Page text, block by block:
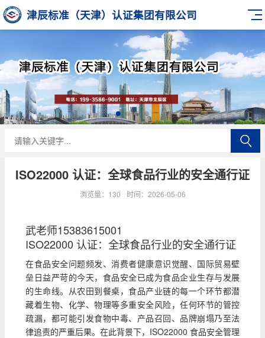
津辰标准（天津）认证集团有限公司
ISO22000 认证：全球食品行业的安全通行证
浏览量：130 时间：2026-05-06
武老师15383615001
ISO22000 认证：全球食品行业的安全通行证
在食品安全问题频发、消费者健康意识觉醒、国际贸易壁
垒日益严苛的今天，食品安全已成为食品企业生存与发展
的生命线。从农田到餐桌，食品产业链的每一个环节都潜
藏着生物、化学、物理等多重安全风险，任何环节的管控
疏漏，都可能引发食物中毒、产品召回、品牌崩塌乃至法
律追责的严重后果。在此背景下，ISO22000 食品安全管理